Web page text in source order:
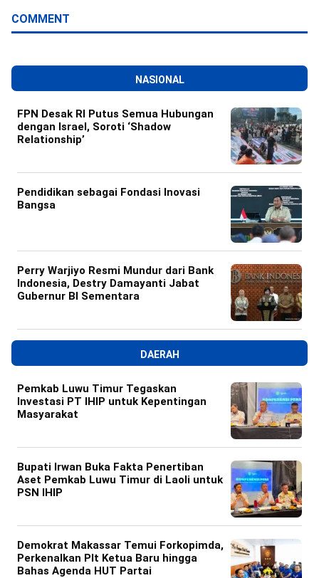
COMMENT
NASIONAL
FPN Desak RI Putus Semua Hubungan
dengan Israel, Soroti ‘Shadow
Relationship’
Pendidikan sebagai Fondasi Inovasi
Bangsa
Perry Warjiyo Resmi Mundur dari Bank
Indonesia, Destry Damayanti Jabat
Gubernur BI Sementara
DAERAH
Pemkab Luwu Timur Tegaskan
Investasi PT IHIP untuk Kepentingan
Masyarakat
Bupati Irwan Buka Fakta Penertiban
Aset Pemkab Luwu Timur di Laoli untuk
PSN IHIP
Demokrat Makassar Temui Forkopimda,
Perkenalkan Plt Ketua Baru hingga
Bahas Agenda HUT Partai